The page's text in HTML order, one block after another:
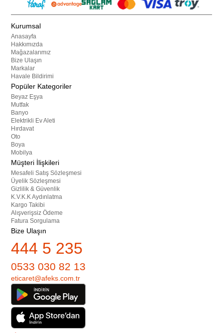
Kurumsal
Anasayfa
Hakkımızda
Mağazalarımız
Bize Ulaşın
Markalar
Havale Bildirimi
Popüler Kategoriler
Beyaz Eşya
Mutfak
Banyo
Elektrikli Ev Aleti
Hırdavat
Oto
Boya
Mobilya
Müşteri İlişkileri
Mesafeli Satış Sözleşmesi
Üyelik Sözleşmesi
Gizlilik & Güvenlik
K.V.K.K Aydınlatma
Kargo Takibi
Alışverişsiz Ödeme
Fatura Sorgulama
Bize Ulaşın
444 5 235
0533 030 82 13
eticaret@afeks.com.tr